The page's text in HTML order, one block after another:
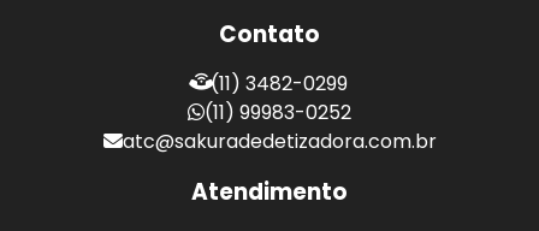
Contato
(11) 3482-0299
(11) 99983-0252
atc@sakuradedetizadora.com.br
Atendimento